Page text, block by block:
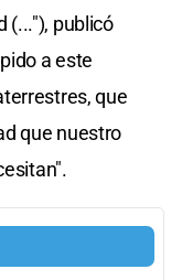
(..."), publicó
a este
que
que nuestro